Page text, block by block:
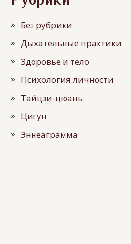
Без рубрики
Дыхательные практики
Здоровье и тело
Психология личности
Тайцзи-цюань
Цигун
Эннеаграмма